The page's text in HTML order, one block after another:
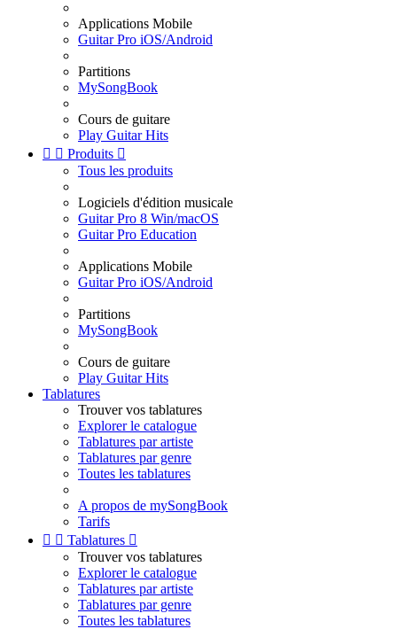
Applications Mobile
Guitar Pro iOS/Android
Partitions
MySongBook
Cours de guitare
Play Guitar Hits
  Produits 
Tous les produits
Logiciels d'édition musicale
Guitar Pro 8 Win/macOS
Guitar Pro Education
Applications Mobile
Guitar Pro iOS/Android
Partitions
MySongBook
Cours de guitare
Play Guitar Hits
Tablatures
Trouver vos tablatures
Explorer le catalogue
Tablatures par artiste
Tablatures par genre
Toutes les tablatures
A propos de mySongBook
Tarifs
  Tablatures 
Trouver vos tablatures
Explorer le catalogue
Tablatures par artiste
Tablatures par genre
Toutes les tablatures